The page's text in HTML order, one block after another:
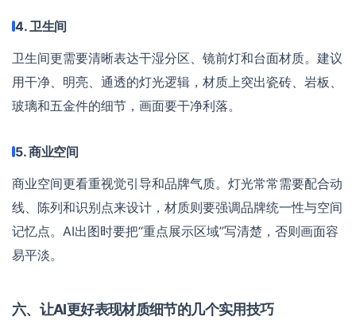
4. 卫生间
卫生间更需要清晰表达干湿分区、镜前灯和台面材质。建议
用干净、明亮、通透的灯光逻辑，材质上突出瓷砖、岩板、
玻璃和五金件的细节，画面要干净利落。
5. 商业空间
商业空间更看重视觉引导和品牌气质。灯光常常需要配合动
线、陈列和识别点来设计，材质则要强调品牌统一性与空间
记忆点。AI出图时要把“重点展示区域”写清楚，否则画面容
易平淡。
六、让AI更好表现材质细节的几个实用技巧